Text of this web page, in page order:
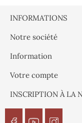
INFORMATIONS
Notre société
Information
Votre compte
INSCRIPTION À LA